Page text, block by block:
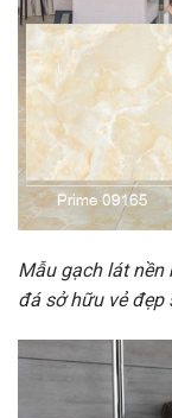
Mẫu gạch lát nền
đá sở hữu vẻ đẹp